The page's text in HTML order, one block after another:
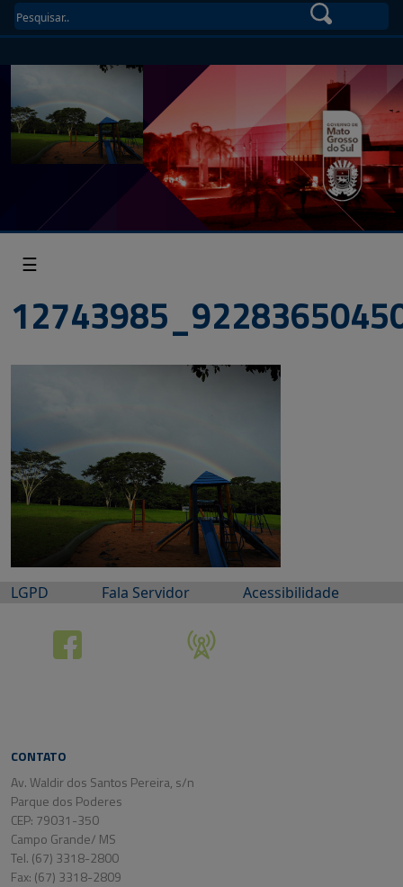
☰
LGPD Fala Servidor Acessibilidade
CONTATO
Av. Waldir dos Santos Pereira, s/n
Parque dos Poderes
CEP: 79031-350
Campo Grande/ MS
Tel. (67) 3318-2800
Fax: (67) 3318-2809